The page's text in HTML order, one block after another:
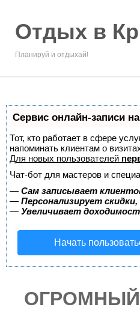
Отдых в
Планируй и отдыхай!
Сервис онлайн-записи
Тот, кто работает в сфере
напоминать клиентам о
Для новых пользователей
Чат-бот для мастеров и
— Сам записывает
— Персонализирует
— Увеличивает
Начать